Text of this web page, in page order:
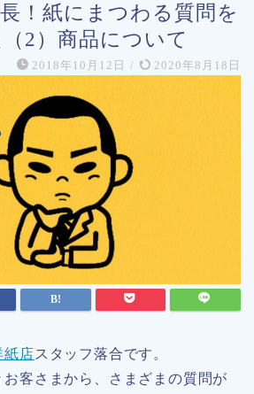
！紙にまつわる質問を
2）商品について
2018年10月12日 / 2020年8月18日
紙店スタッフ落合です。
客さまから、さまざまの質問が